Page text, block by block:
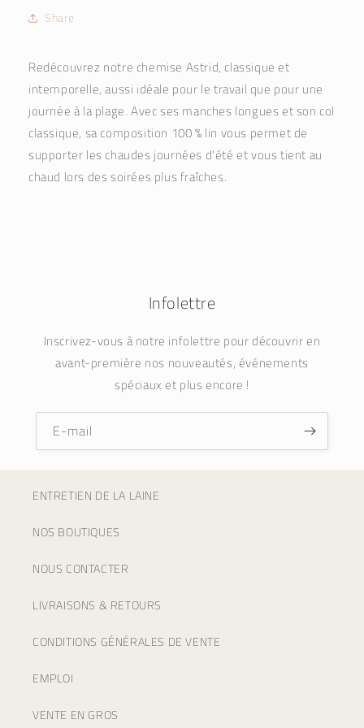
Share
Redécouvrez notre chemise Astrid, classique et
intemporelle, aussi idéale pour le travail que pour une
journée à la plage. Avec ses manches longues et son col
classique, sa composition 100 % lin vous permet de
supporter les chaudes journées d'été et vous tient au
chaud lors des soirées plus fraîches.
Infolettre
Inscrivez-vous à notre infolettre pour découvrir en
avant-première nos nouveautés, événements
spéciaux et plus encore !
E-mail
ENTRETIEN DE LA LAINE
NOS BOUTIQUES
NOUS CONTACTER
LIVRAISONS & RETOURS
CONDITIONS GÉNÉRALES DE VENTE
EMPLOI
VENTE EN GROS